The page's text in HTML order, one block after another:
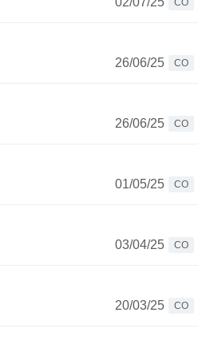
CO
26/06/25
CO
26/06/25
CO
01/05/25
CO
03/04/25
CO
20/03/25
CO